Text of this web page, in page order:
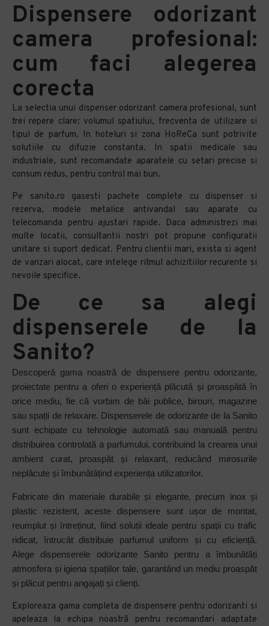
Dispensere odorizant
camera profesional:
cum faci alegerea
corecta
La selectia unui dispenser odorizant camera profesional, sunt
trei repere clare: volumul spatiului, frecventa de utilizare si
tipul de parfum. In hoteluri si zona HoReCa sunt potrivite
solutiile cu difuzie constanta. In spatii medicale sau
industriale, sunt recomandate aparatele cu setari precise si
consum redus, pentru control mai bun.
Pe sanito.ro gasesti pachete complete cu dispenser si
rezerva, modele metalice antivandal sau aparate cu
telecomanda pentru ajustari rapide. Daca administrezi mai
multe locatii, consultantii nostri pot propune configuratii
unitare si suport dedicat. Pentru clientii mari, exista si agent
de vanzari alocat, care intelege ritmul achizitiilor recurente si
nevoile specifice.
De ce sa alegi
dispenserele de la
Sanito?
Descoperă gama noastră de dispensere pentru odorizante,
proiectate pentru a oferi o experiență plăcută și proaspătă în
orice mediu, fie că vorbim de băi publice, birouri, magazine
sau spații de relaxare. Dispenserele de odorizante de la Sanito
sunt echipate cu tehnologie automată sau manuală pentru
distribuirea controlată a parfumului, contribuind la crearea unui
ambient curat, proaspăt și relaxant, reducând mirosurile
neplăcute și îmbunătățind experiența utilizatorilor.
Fabricate din materiale durabile și elegante, precum inox și
plastic rezistent, aceste dispensere sunt ușor de montat,
reumplut și întreținut, fiind soluții ideale pentru spații cu trafic
ridicat, întrucât distribuie parfumul uniform și cu eficiență.
Alege dispenserele odorizante Sanito pentru a îmbunătăți
atmosfera și igiena spațiilor tale, garantând un mediu proaspăt
și plăcut pentru angajați și clienți.
Exploreaza gama completa de dispensere pentru odorizanti si
apeleaza la echipa noastră pentru recomandari adaptate